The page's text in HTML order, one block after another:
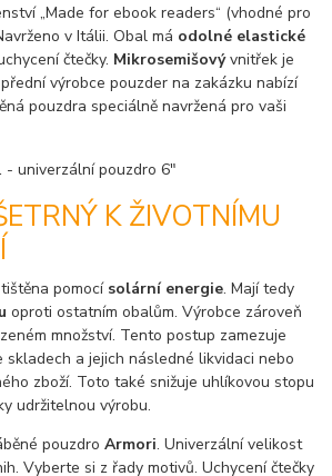
„Made for ebook readers“ (vhodné pro
v Itálii. Obal má odolné elastické
čtečky. Mikrosemišovývnitřek je
výrobce pouzder na zakázku nabízí
pouzdra speciálně navržená pro vaši
K ŽIVOTNÍMU
pomocí solární energie. Mají tedy
oproti ostatním obalům. Výrobce zároveň
množství. Tento postup zamezuje
skladech a jejich následné likvidaci nebo
zboží. Toto také snižuje uhlíkovou stopu
udržitelnou výrobu.
pouzdroArmori. Univerzální velikost
Vyberte si z řady motivů. Uchycení čtečky